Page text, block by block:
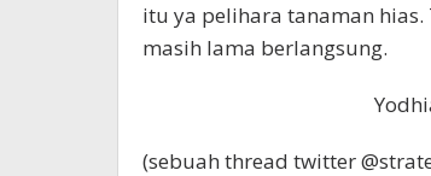
itu ya pelihara tanaman
masih lama berlangsung.
(sebuah thread twitter